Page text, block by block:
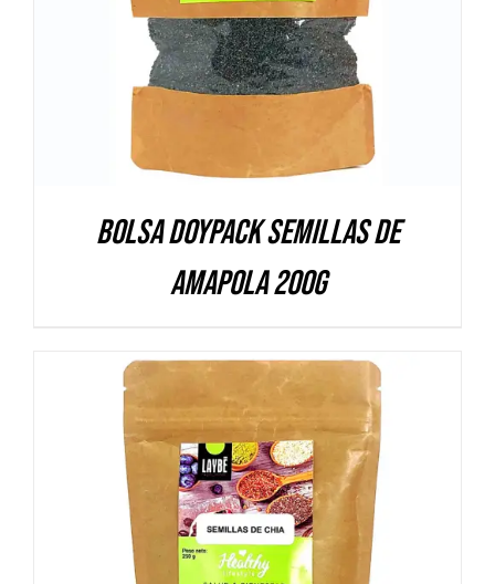
Bolsa Doypack Semillas de
amapola 200g
DETALLES